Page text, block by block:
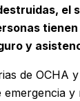
el
y
de OCHA
y